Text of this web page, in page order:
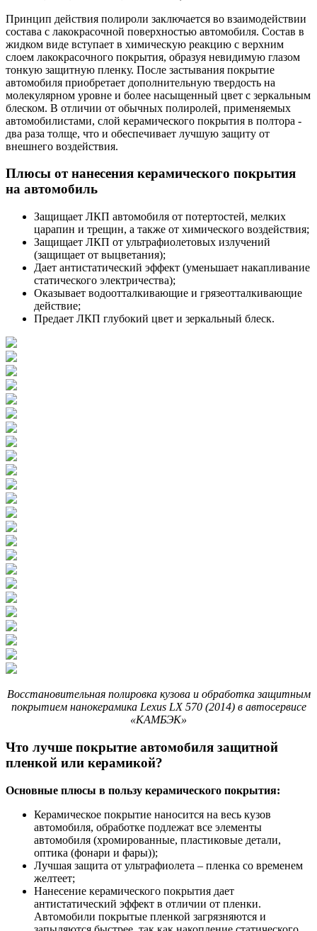
Принцип действия полироли заключается во взаимодействии
состава с лакокрасочной поверхностью автомобиля. Состав в
жидком виде вступает в химическую реакцию с верхним
слоем лакокрасочного покрытия, образуя невидимую глазом
тонкую защитную пленку. После застывания покрытие
автомобиля приобретает дополнительную твердость на
молекулярном уровне и более насыщенный цвет с зеркальным
блеском. В отличии от обычных полиролей, применяемых
автомобилистами, слой керамического покрытия в полтора -
два раза толще, что и обеспечивает лучшую защиту от
внешнего воздействия.
Плюсы от нанесения керамического покрытия
на автомобиль
Защищает ЛКП автомобиля от потертостей, мелких
царапин и трещин, а также от химического воздействия;
Защищает ЛКП от ультрафиолетовых излучений
(защищает от выцветания);
Дает антистатический эффект (уменьшает накапливание
статического электричества);
Оказывает водоотталкивающие и грязеотталкивающие
действие;
Предает ЛКП глубокий цвет и зеркальный блеск.
Восстановительная полировка кузова и обработка защитным
покрытием нанокерамика Lexus LX 570 (2014) в автосервисе
«КАМБЭК»
Что лучше покрытие автомобиля защитной
пленкой или керамикой?
Основные плюсы в пользу керамического покрытия:
Керамическое покрытие наносится на весь кузов
автомобиля, обработке подлежат все элементы
автомобиля (хромированные, пластиковые детали,
оптика (фонари и фары));
Лучшая защита от ультрафиолета – пленка со временем
желтеет;
Нанесение керамического покрытия дает
антистатический эффект в отличии от пленки.
Автомобили покрытые пленкой загрязняются и